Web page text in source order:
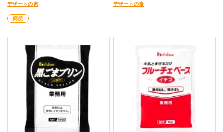
デザートの素
簡便
デザートの素